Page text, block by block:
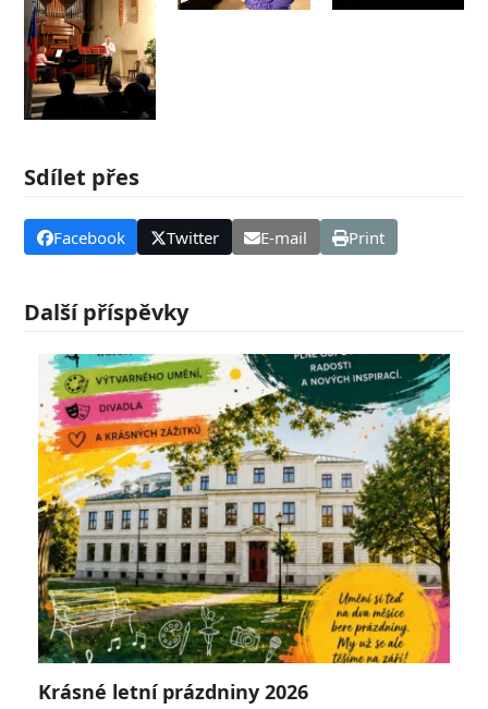
Sdílet přes
Facebook Twitter E-mail Print
Další příspěvky
Krásné letní prázdniny 2026